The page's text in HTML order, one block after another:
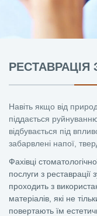
РЕСТАВРАЦІЯ
Навіть якщо від
піддається
відбувається під
забарвлені напої,
Фахівці
послуги з реставрації
проходить з
матеріалів, які не
повертають їм